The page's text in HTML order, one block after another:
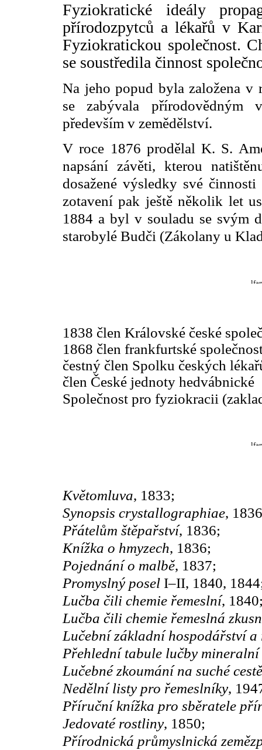
Fyziokratické ideály
přírodozpytců a lékařů v
Fyziokratickou společnost.
se soustředila činnost
Na jeho popud byla založena v
se zabývala přírodovědným
především v zemědělství.
V roce 1876 prodělal K. S.
napsání závěti, kterou
dosažené výsledky své
zotavení pak ještě několik let
1884 a byl v souladu se svým
starobylé Budči (Zákolany u
1838 člen Královské české
1868 člen frankfurtské
čestný člen Spolku českých
člen České jednoty hedvábnické
Společnost pro fyziokracii
Květomluva, 1833;
Synopsis crystallographiae,
Přátelům štěpařství, 1836;
Knížka o hmyzech, 1836;
Pojednání o malbě, 1837;
Promyslný posel I–II, 1840,
Lučba čili chemie řemeslní,
Lučba čili chemie řemeslná
Lučební základní hospodářství a
Přehlední tabule lučby
Lučebné zkoumání na suché cestě
Nedělní listy pro řemeslníky,
Příruční knížka pro sběratele
Jedovaté rostliny, 1850;
Přírodnická průmyslnická